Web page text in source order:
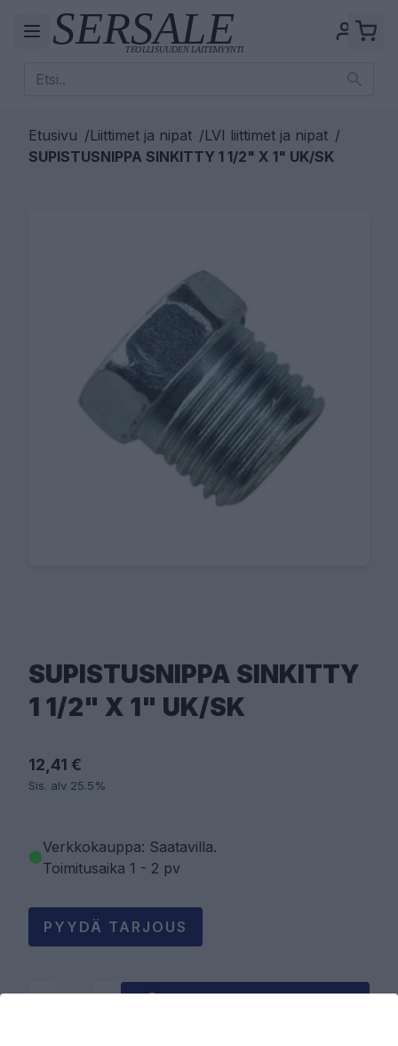
Etusivu /Liittimet ja nipat /LVI liittimet ja nipat /
SUPISTUSNIPPA SINKITTY 1 1/2" X 1" UK/SK
SUPISTUSNIPPA SINKITTY
1 1/2" X 1" UK/SK
12,41 €
Sis. alv 25.5%
Verkkokauppa: Saatavilla.
Toimitusaika 1 - 2 pv
PYYDÄ TARJOUS